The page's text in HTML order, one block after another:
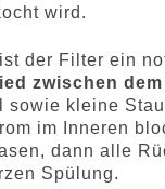
wird.
der Filter ein
zwischen
sowie kleine
im Inneren
dann alle
Spülung.